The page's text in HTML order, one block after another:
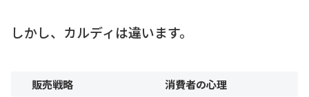
しかし、カルディは違います。
販売戦略 消費者の心理